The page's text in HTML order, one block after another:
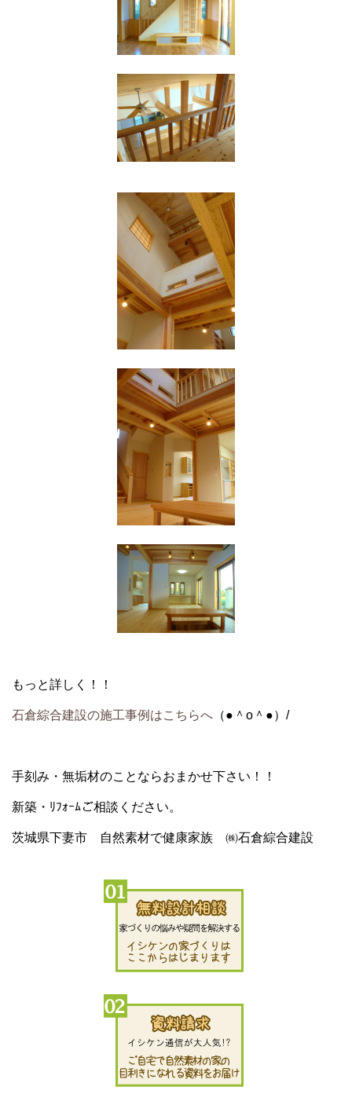
もっと詳しく！！
石倉綜合建設の施工事例はこちらへ （●＾o＾●）/
手刻み・無垢材のことならおまかせ下さい！！
新築・ﾘﾌｫｰﾑご相談ください。
茨城県下妻市 自然素材で健康家族 ㈱石倉綜合建設